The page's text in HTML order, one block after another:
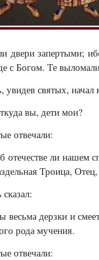
двери запертыми;
с Богом. Те
увидев святых, начал
вы, дети мои?
отвечали:
ли нашем
Троица,
дерзки и
рода мучения.
отвечали: